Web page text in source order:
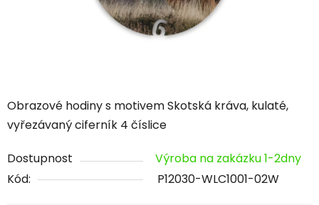
Obrazové hodiny s motivem Skotská kráva, kulaté,
vyřezávaný ciferník 4 číslice
Dostupnost
Výroba na zakázku 1-2dny
Kód:
P12030-WLC1001-02W